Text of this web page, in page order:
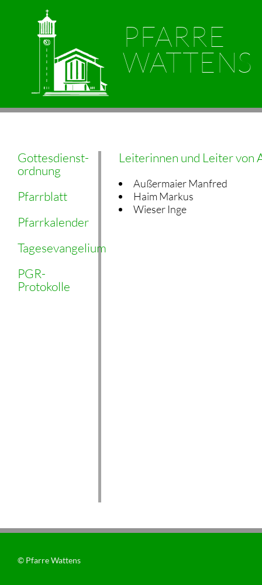
PFARRE
WATTENS
Gottesdienst-
ordnung
Pfarrblatt
Pfarrkalender
Tagesevangelium
PGR-
Protokolle
Leiterinnen und Leiter von
Außermaier Manfred
Haim Markus
Wieser Inge
© Pfarre Wattens